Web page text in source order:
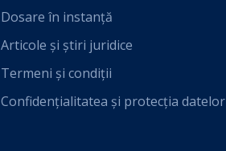
Dosare în instanță
Articole și știri juridice
Termeni și condiții
Confidențialitatea și protecția datelor